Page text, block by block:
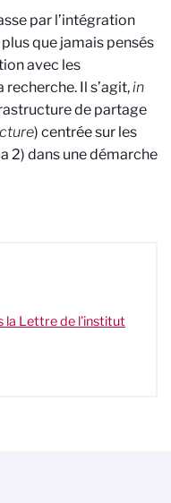
par l’intégration
que jamais pensés
avec les
Il s’agit,in
de partage
) centrée sur les
2) dans une démarche
la Lettre de l'institut